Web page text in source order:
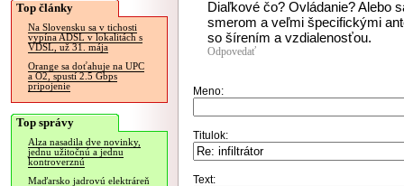
Top články
Na Slovensku sa v tichosti
vypína ADSL v lokalitách s
VDSL, už 31. mája
Orange sa doťahuje na UPC
a O2, spustí 2.5 Gbps
pripojenie
Top správy
Alza nasadila dve novinky,
jednu užitočnú a jednu
kontroverznú
Maďarsko jadrovú elektráreň
Diaľkové čo? Ovládanie? Alebo
smerom a veľmi špecifickými
so šírením a vzdialenosťou.
Odpovedať
Meno:
Titulok:
Text: